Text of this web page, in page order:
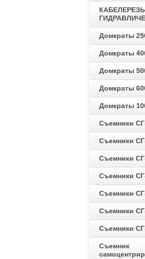
Домкраты
Домкраты
Домкраты
Домкраты
Домкраты
Съемники
Съемники
Съемники
Съемники
Съемники
Съемники
Съемники
Съемник